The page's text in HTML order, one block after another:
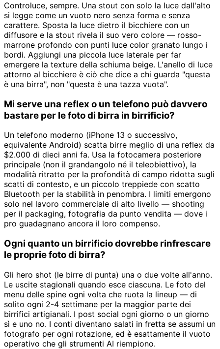
Controluce, sempre. Una stout con solo la luce dall'alto
si legge come un vuoto nero senza forma e senza
carattere. Sposta la luce dietro il bicchiere con un
diffusore e la stout rivela il suo vero colore — rosso-
marrone profondo con punti luce color granato lungo i
bordi. Aggiungi una piccola luce laterale per far
emergere la texture della schiuma beige. L'anello di luce
attorno al bicchiere è ciò che dice a chi guarda "questa
è una birra", non "questa è una tazza vuota".
Mi serve una reflex o un telefono può davvero
bastare per le foto di birra in birrificio?
Un telefono moderno (iPhone 13 o successivo,
equivalente Android) scatta birre meglio di una reflex da
$2.000 di dieci anni fa. Usa la fotocamera posteriore
principale (non il grandangolo né il teleobiettivo), la
modalità ritratto per la profondità di campo ridotta sugli
scatti di contesto, e un piccolo treppiede con scatto
Bluetooth per la stabilità in penombra. I limiti emergono
solo nel lavoro commerciale di alto livello — shooting
per il packaging, fotografia da punto vendita — dove i
pro guadagnano ancora il loro compenso.
Ogni quanto un birrificio dovrebbe rinfrescare
le proprie foto di birra?
Gli hero shot (le birre di punta) una o due volte all'anno.
Le uscite stagionali quando esce ciascuna. Le foto del
menu delle spine ogni volta che ruota la lineup — di
solito ogni 2-4 settimane per la maggior parte dei
birrifici artigianali. I post social ogni giorno o un giorno
sì e uno no. I conti diventano salati in fretta se assumi un
fotografo per ogni rotazione, ed è esattamente il vuoto
operativo che gli strumenti AI riempiono.